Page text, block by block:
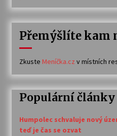
Přemýšlíte kam
Zkuste Meníčka.cz v místních
Populární články
Humpolec schvaluje nový
teď je čas se ozvat